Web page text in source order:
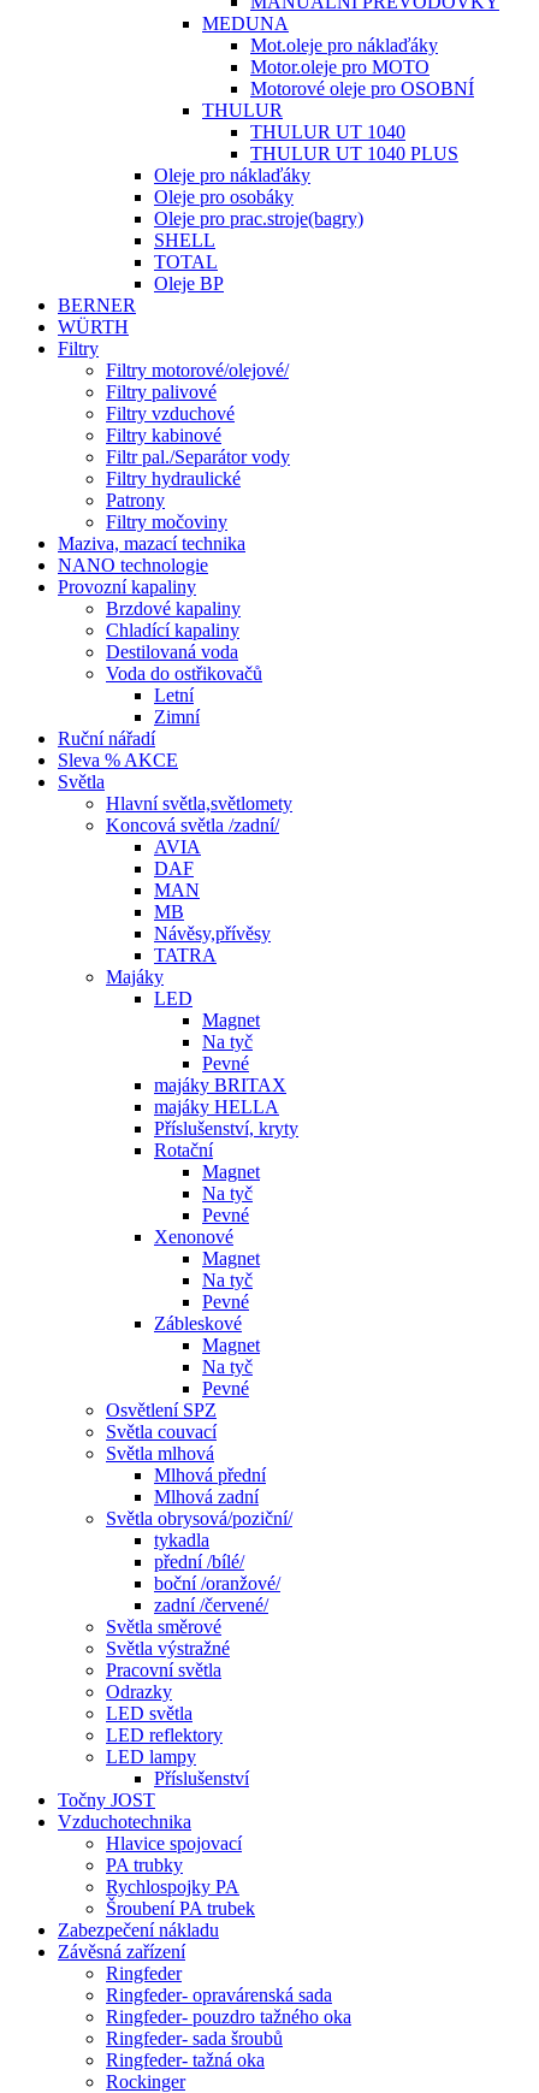
MEDUNA
Mot.oleje pro náklaďáky
Motor.oleje pro MOTO
Motorové oleje pro OSOBNÍ
THULUR
THULUR UT 1040
THULUR UT 1040 PLUS
Oleje pro náklaďáky
Oleje pro osobáky
Oleje pro prac.stroje(bagry)
SHELL
TOTAL
Oleje BP
BERNER
WÜRTH
Filtry
Filtry motorové/olejové/
Filtry palivové
Filtry vzduchové
Filtry kabinové
Filtr pal./Separátor vody
Filtry hydraulické
Patrony
Filtry močoviny
Maziva, mazací technika
NANO technologie
Provozní kapaliny
Brzdové kapaliny
Chladící kapaliny
Destilovaná voda
Voda do ostřikovačů
Letní
Zimní
Ruční nářadí
Sleva % AKCE
Světla
Hlavní světla,světlomety
Koncová světla /zadní/
AVIA
DAF
MAN
MB
Návěsy,přívěsy
TATRA
Majáky
LED
Magnet
Na tyč
Pevné
majáky BRITAX
majáky HELLA
Příslušenství, kryty
Rotační
Magnet
Na tyč
Pevné
Xenonové
Magnet
Na tyč
Pevné
Zábleskové
Magnet
Na tyč
Pevné
Osvětlení SPZ
Světla couvací
Světla mlhová
Mlhová přední
Mlhová zadní
Světla obrysová/poziční/
tykadla
přední /bílé/
boční /oranžové/
zadní /červené/
Světla směrové
Světla výstražné
Pracovní světla
Odrazky
LED světla
LED reflektory
LED lampy
Příslušenství
Točny JOST
Vzduchotechnika
Hlavice spojovací
PA trubky
Rychlospojky PA
Šroubení PA trubek
Zabezpečení nákladu
Závěsná zařízení
Ringfeder
Ringfeder- opravárenská sada
Ringfeder- pouzdro tažného oka
Ringfeder- sada šroubů
Ringfeder- tažná oka
Rockinger